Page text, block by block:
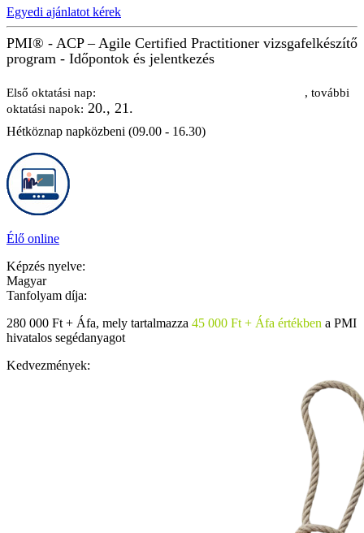
Egyedi ajánlatot kérek
PMI® - ACP – Agile Certified Practitioner vizsgafelkészítő
program - Időpontok és jelentkezés
Első oktatási nap:
, további
oktatási napok: 20., 21.
Hétköznap napközbeni (09.00 - 16.30)
Élő online
Képzés nyelve:
Magyar
Tanfolyam díja:
280 000 Ft + Áfa, mely tartalmazza 45 000 Ft + Áfa értékben a PMI
hivatalos segédanyagot
Kedvezmények: